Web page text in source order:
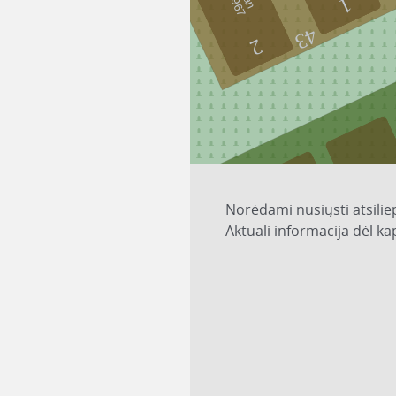
43
2
1
Norėdami nusiųsti
Aktuali informacija dėl